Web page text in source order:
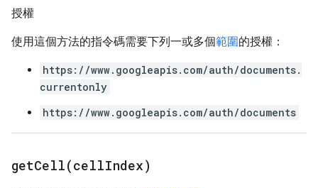
授權
使用這個方法的指令碼需要下列一或多個範圍的授權：
https://www.googleapis.com/auth/documents.
currentonly
https://www.googleapis.com/auth/documents
getCell(cellIndex)